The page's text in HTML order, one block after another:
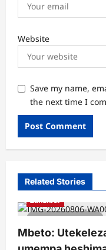
Website
Save my name,
the next time I
Related Stories
2 minutes read
Zanzibar
Mbeto: